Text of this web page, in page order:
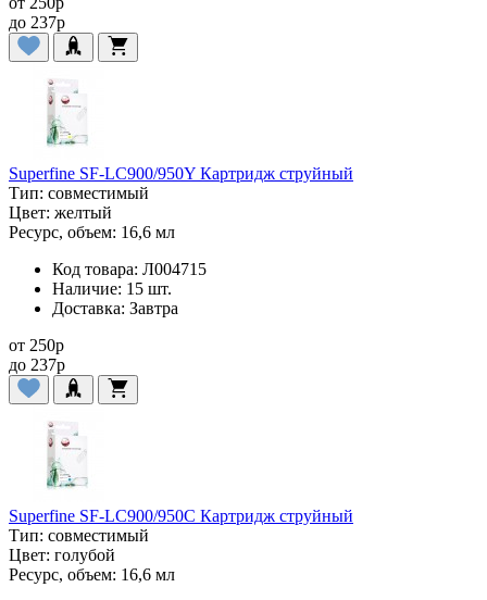
до 237p
Superfine SF-LC900/950Y Картридж струйный
Тип: совместимый
Цвет: желтый
Ресурс, объем: 16,6 мл
Код товара: Л004715
Наличие: 15 шт.
Доставка: Завтра
от 250p
до 237p
Superfine SF-LC900/950C Картридж струйный
Тип: совместимый
Цвет: голубой
Ресурс, объем: 16,6 мл